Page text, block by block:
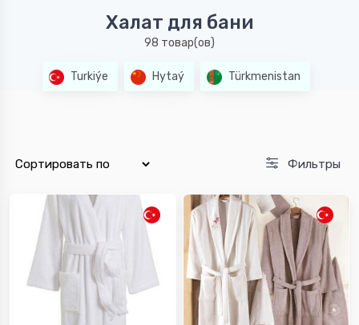
Халат для бани
98 товар(ов)
Turkiýe Hytaý Türkmenistan
Фильтры